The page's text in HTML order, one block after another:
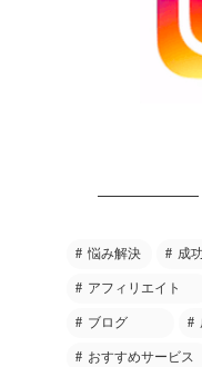
悩み解決 成
アフィリエイト
ブログ
おすすめサービス